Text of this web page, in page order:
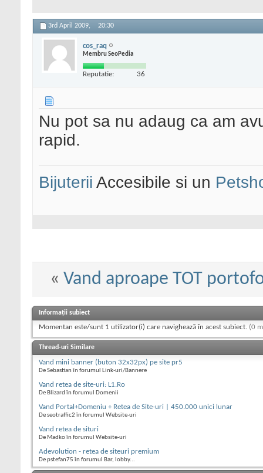
3rd April 2009, 20:30
cos_raq
Membru SeoPedia
Reputatie: 36
Nu pot sa nu adaug ca am
rapid.
Bijuterii Accesibile si un
« Vand aproape TOT
Informații subiect
Momentan este/sunt 1 utilizator(i) care navighează în acest subiect. (0
Thread-uri Similare
Vand mini banner (buton 32x32px) pe site pr5
De Sebastian în forumul Link-uri/Bannere
Vand retea de site-uri: L1.Ro
De Blizard în forumul Domenii
Vand Portal+Domeniu + Retea de Site-uri | 450.000 unici lunar
De seotraffic2 în forumul Website-uri
Vand retea de situri
De Madko în forumul Website-uri
Adevolution - retea de siteuri premium
De pstefan75 în forumul Bar, lobby...